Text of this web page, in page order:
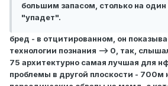
большим запасом, столько на один
"упадет".
бред - в отцитированном, он
технологии познания --> 0, так,
75 архитектурно самая лучшая для
проблемы в другой плоскости - 700м